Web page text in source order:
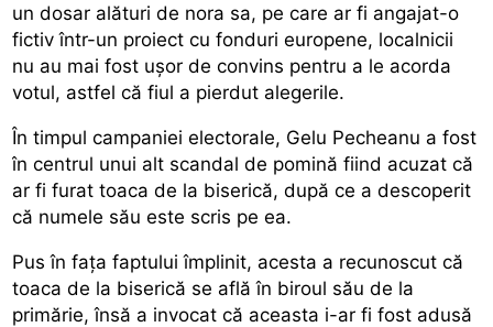
un dosar alături de nora sa, pe care ar fi angajat-o
fictiv într-un proiect cu fonduri europene, localnicii
nu au mai fost uşor de convins pentru a le acorda
votul, astfel că fiul a pierdut alegerile.
În timpul campaniei electorale, Gelu Pecheanu a fost
în centrul unui alt scandal de pomină fiind acuzat că
ar fi furat toaca de la biserică, după ce a descoperit
că numele său este scris pe ea.
Pus în faţa faptului împlinit, acesta a recunoscut că
toaca de la biserică se află în biroul său de la
primărie, însă a invocat că aceasta i-ar fi fost adusă